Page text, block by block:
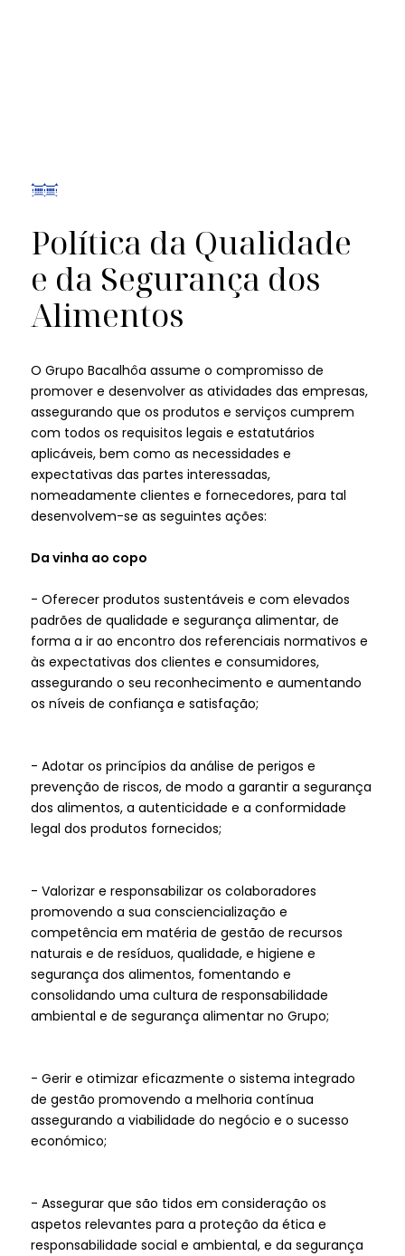
Política da Qualidade
e da Segurança dos
Alimentos
O Grupo Bacalhôa assume o compromisso de
promover e desenvolver as atividades das empresas,
assegurando que os produtos e serviços cumprem
com todos os requisitos legais e estatutários
aplicáveis, bem como as necessidades e
expectativas das partes interessadas,
nomeadamente clientes e fornecedores, para tal
desenvolvem-se as seguintes ações:
Da vinha ao copo
- Oferecer produtos sustentáveis e com elevados
padrões de qualidade e segurança alimentar, de
forma a ir ao encontro dos referenciais normativos e
às expectativas dos clientes e consumidores,
assegurando o seu reconhecimento e aumentando
os níveis de confiança e satisfação;
- Adotar os princípios da análise de perigos e
prevenção de riscos, de modo a garantir a segurança
dos alimentos, a autenticidade e a conformidade
legal dos produtos fornecidos;
- Valorizar e responsabilizar os colaboradores
promovendo a sua consciencialização e
competência em matéria de gestão de recursos
naturais e de resíduos, qualidade, e higiene e
segurança dos alimentos, fomentando e
consolidando uma cultura de responsabilidade
ambiental e de segurança alimentar no Grupo;
- Gerir e otimizar eficazmente o sistema integrado
de gestão promovendo a melhoria contínua
assegurando a viabilidade do negócio e o sucesso
económico;
- Assegurar que são tidos em consideração os
aspetos relevantes para a proteção da ética e
responsabilidade social e ambiental, e da segurança